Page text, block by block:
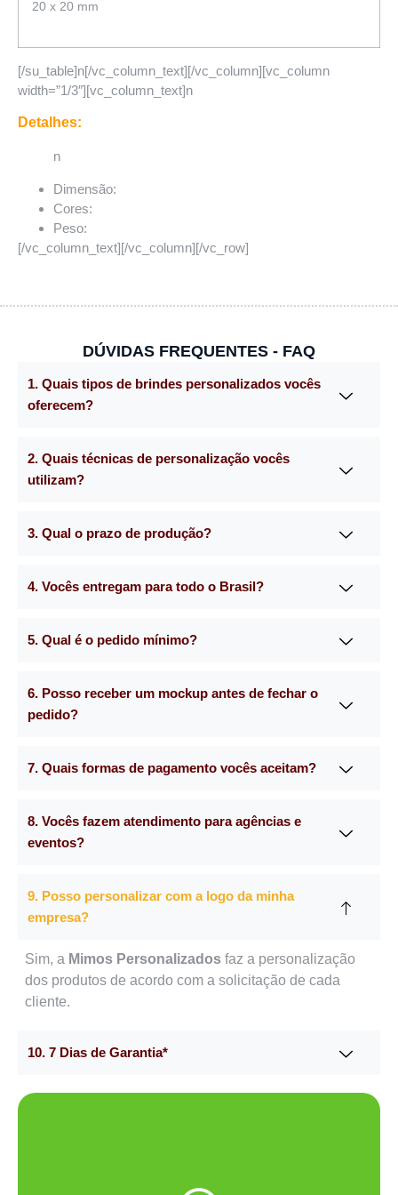
20 x 20 mm
[/su_table]n[/vc_column_text][/vc_column][vc_column
width=”1/3″][vc_column_text]n
Detalhes:
n
Dimensão:
Cores:
Peso:
[/vc_column_text][/vc_column][/vc_row]
DÚVIDAS FREQUENTES - FAQ
1. Quais tipos de brindes personalizados vocês
oferecem?
2. Quais técnicas de personalização vocês
utilizam?
3. Qual o prazo de produção?
4. Vocês entregam para todo o Brasil?
5. Qual é o pedido mínimo?
6. Posso receber um mockup antes de fechar o
pedido?
7. Quais formas de pagamento vocês aceitam?
8. Vocês fazem atendimento para agências e
eventos?
9. Posso personalizar com a logo da minha
empresa?
Sim, a Mimos Personalizados faz a personalização
dos produtos de acordo com a solicitação de cada
cliente.
10. 7 Dias de Garantia*